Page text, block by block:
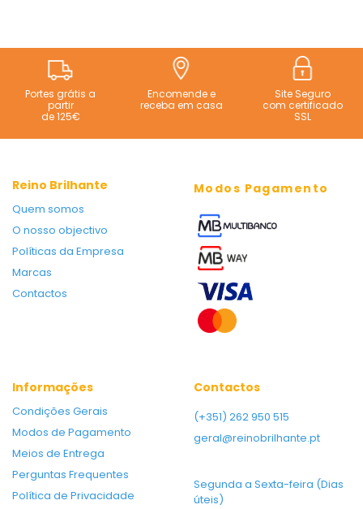
Portes grátis a
partir
de 125€
Encomende e
receba em casa
Site Seguro
com certificado
SSL
Reino Brilhante
Quem somos
O nosso objectivo
Políticas da Empresa
Marcas
Contactos
Modos Pagamento
Informações
Condições Gerais
Modos de Pagamento
Meios de Entrega
Perguntas Frequentes
Política de Privacidade
Contactos
(+351) 262 950 515
geral@reinobrilhante.pt
Segunda a Sexta-feira (Dias
úteis)